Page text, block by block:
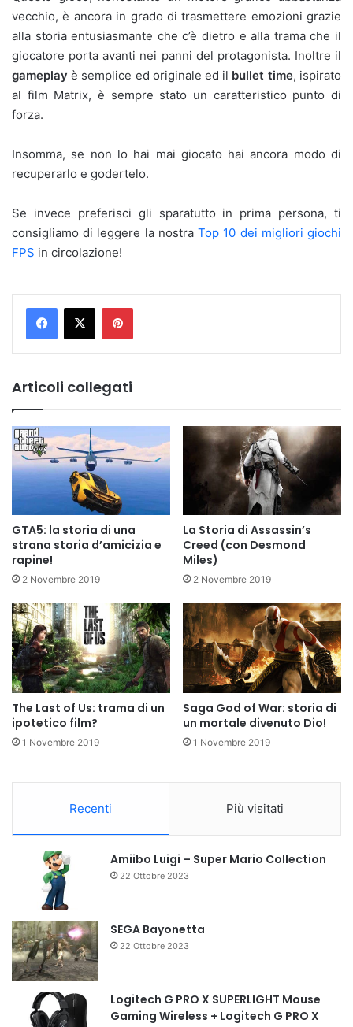
vecchio, è ancora in grado di trasmettere emozioni grazie
alla storia entusiasmante che c’è dietro e alla trama che il
giocatore porta avanti nei panni del protagonista. Inoltre il
gameplayè semplice ed originale ed il bullet time, ispirato
al film Matrix, è sempre stato un caratteristico punto di
forza.
Insomma, se non lo hai mai giocato hai ancora modo di
recuperarlo e godertelo.
Se invece preferisci gli sparatutto in prima persona, ti
consigliamo di leggere la nostraTop 10 dei migliori giochi
FPS in circolazione!
Pinterest
Articoli collegati
GTA5: la storia di una
strana storia d’amicizia e
rapine!
2 Novembre 2019
La Storia di Assassin’s
Creed (con Desmond
Miles)
2 Novembre 2019
The Last of Us: trama di un
ipotetico film?
1 Novembre 2019
Saga God of War: storia di
un mortale divenuto Dio!
1 Novembre 2019
Recenti Più visitati
Amiibo Luigi – Super Mario Collection
22 Ottobre 2023
SEGA Bayonetta
22 Ottobre 2023
Logitech G PRO X SUPERLIGHT Mouse
Gaming Wireless + Logitech G PRO X